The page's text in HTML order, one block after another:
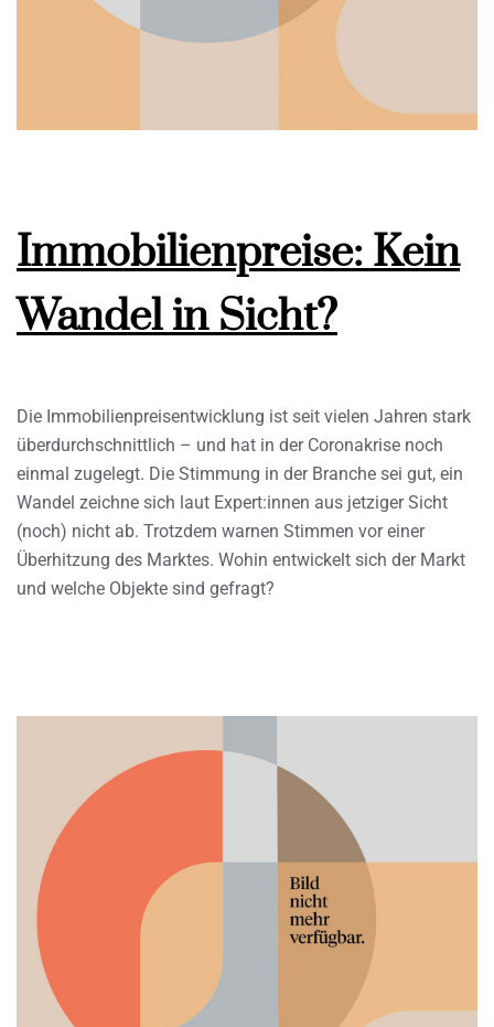
Immobilienpreise: Kein
Wandel in Sicht?
Die Immobilienpreisentwicklung ist seit vielen Jahren stark
überdurchschnittlich – und hat in der Coronakrise noch
einmal zugelegt. Die Stimmung in der Branche sei gut, ein
Wandel zeichne sich laut Expert:innen aus jetziger Sicht
(noch) nicht ab. Trotzdem warnen Stimmen vor einer
Überhitzung des Marktes. Wohin entwickelt sich der Markt
und welche Objekte sind gefragt?